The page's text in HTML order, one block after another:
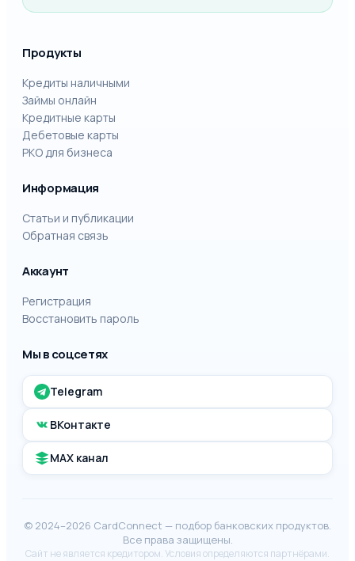
Продукты
Кредиты наличными
Займы онлайн
Кредитные карты
Дебетовые карты
РКО для бизнеса
Информация
Статьи и публикации
Обратная связь
Аккаунт
Регистрация
Восстановить пароль
Мы в соцсетях
Telegram
ВКонтакте
MAX канал
© 2024–2026 CardConnect — подбор банковских продуктов.
Все права защищены.
Сайт не является кредитором. Условия определяются партнёрами.